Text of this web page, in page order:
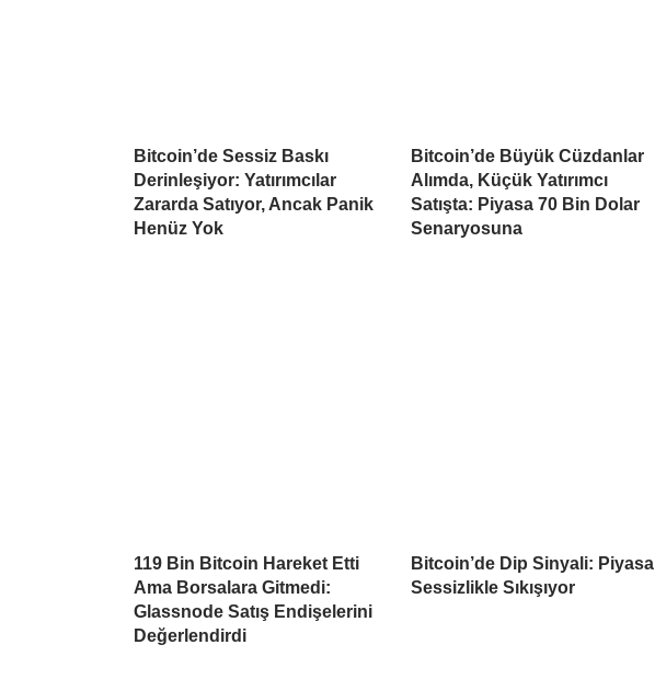
Bitcoin’de Sessiz Baskı
Derinleşiyor: Yatırımcılar
Zararda Satıyor, Ancak Panik
Henüz Yok
Bitcoin’de Büyük Cüzdanlar
Alımda, Küçük Yatırımcı
Satışta: Piyasa 70 Bin Dolar
Senaryosuna
119 Bin Bitcoin Hareket Etti
Ama Borsalara Gitmedi:
Glassnode Satış Endişelerini
Değerlendirdi
Bitcoin’de Dip Sinyali: Piyasa
Sessizlikle Sıkışıyor